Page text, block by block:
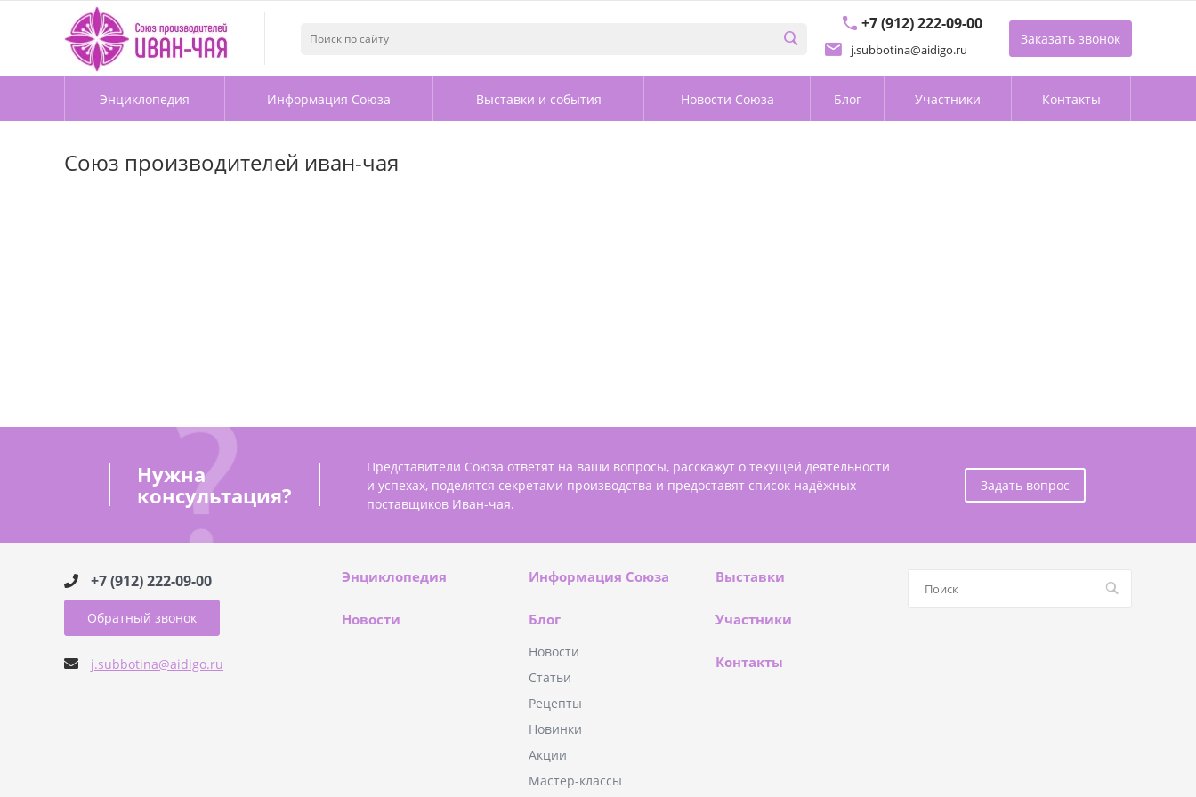
+7 (912) 222-09-00
j.subbotina@aidigo.ru
Заказать звонок
Энциклопедия Информация Союза Выставки и события Новости Союза Блог Участники Контакты
Союз производителей иван-чая
Нужна
консультация?
Представители Союза ответят на ваши вопросы, расскажут о текущей деятельности
и успехах, поделятся секретами производства и предоставят список надёжных
поставщиков Иван-чая.
Задать вопрос
+7 (912) 222-09-00
Обратный звонок
j.subbotina@aidigo.ru
Энциклопедия Информация Союза Выставки
Новости Блог
Новости
Статьи
Рецепты
Новинки
Акции
Мастер-классы
Участники
Контакты